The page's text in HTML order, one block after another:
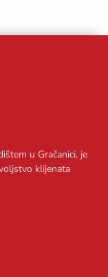
u Gračanici, je
klijenata